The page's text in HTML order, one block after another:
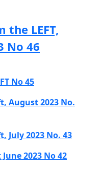
the LEFT,
No 46
No 45
August 2023 No.
July 2023 No. 43
2023 No 42